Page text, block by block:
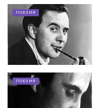
ПОЕЗИЯ
ПОЕЗИЯ